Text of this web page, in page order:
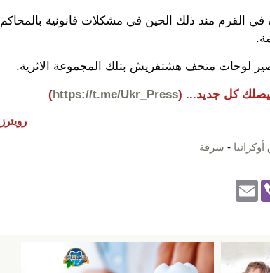
القرم منذ ذلك الحين في مشكلات قانونية بالمحاكم
لوحات متحف هشتفريش بتلك المجموعة الاثرية.
كل جديد... (
https://t.me/Ukr_Press
)
رويترز
- سرقة
Vi